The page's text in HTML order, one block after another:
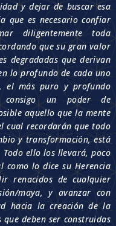
y dejar de buscar esa
que es necesario confiar
diligentemente toda
que su gran valor
degradadas que derivan
lo profundo de cada uno
el más puro y profundo
un poder de
aquello que la mente
cual recordarán que todo
y transformación, está
Todo ello los llevará, poco
lo dice su Herencia
renacidos de cualquier
maya, y avanzar con
hacia la creación de la
que deben ser construidas